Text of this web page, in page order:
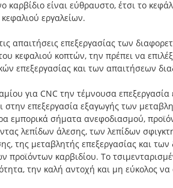
είναι εύθραυστο, έτσι το
εργαλείων.
απαιτήσεις επεξεργασίας των
κεφαλιού κοπτών, την πρέπει να
επεξεργασίας και των απαιτήσεων
για CNC την τέμνουσα
επεξεργασία εξαγωγής των
εμπορικά σήματα ανεφοδιασμού,
λεπίδων άλεσης, των λεπίδων
της μεταβλητής επεξεργασίας και των
καρβιδίου. Το
την καλή αντοχή και μη εύκολος να